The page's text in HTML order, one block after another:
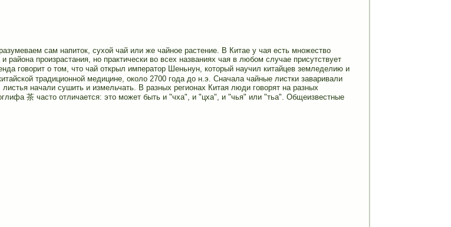
сам напиток, сухой чай или же чайное растение. В Китае у чая есть множество
района произрастания, но практически во всех названиях чая в любом случае присутствует
говорит о том, что чай открыл император Шеньнун, который научил китайцев земледелию и
традиционной медицине, около 2700 года до н.э. Сначала чайные листки заваривали
начали сушить и измельчать. В разных регионах Китая люди говорят на разных
茶 часто отличается: это может быть и "чха", и "цха", и "чья" или "тьа". Общеизвестные